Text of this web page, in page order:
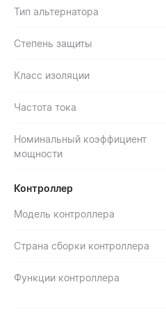
Тип альтернатора
Степень защиты
Класс изоляции
Частота тока
Номинальный коэффициент
мощности
Контроллер
Модель контроллера
Страна сборки контроллера
Функции контроллера